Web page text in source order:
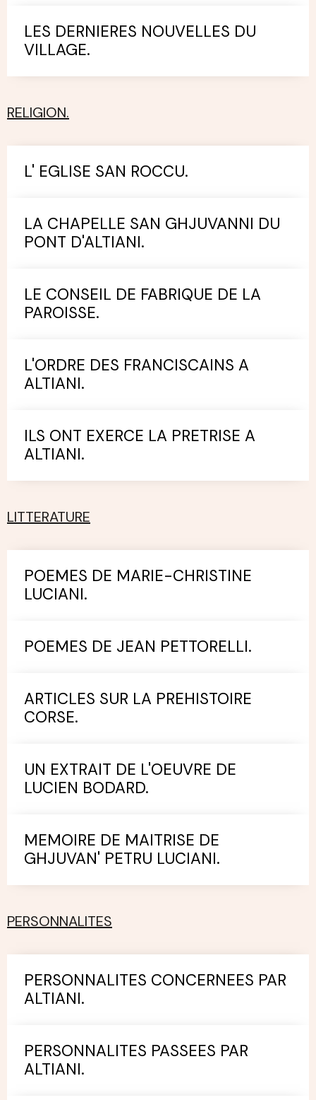
LES DERNIERES NOUVELLES DU
VILLAGE.
RELIGION.
L' EGLISE SAN ROCCU.
LA CHAPELLE SAN GHJUVANNI DU
PONT D'ALTIANI.
LE CONSEIL DE FABRIQUE DE LA
PAROISSE.
L'ORDRE DES FRANCISCAINS A
ALTIANI.
ILS ONT EXERCE LA PRETRISE A
ALTIANI.
LITTERATURE
POEMES DE MARIE-CHRISTINE
LUCIANI.
POEMES DE JEAN PETTORELLI.
ARTICLES SUR LA PREHISTOIRE
CORSE.
UN EXTRAIT DE L'OEUVRE DE
LUCIEN BODARD.
MEMOIRE DE MAITRISE DE
GHJUVAN' PETRU LUCIANI.
PERSONNALITES
PERSONNALITES CONCERNEES PAR
ALTIANI.
PERSONNALITES PASSEES PAR
ALTIANI.